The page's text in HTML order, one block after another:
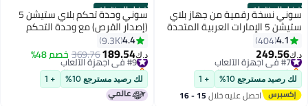
أفضل المنتجات
سوني نسخة رقمية من جهاز بلاي
ستيشن 5 الإمارات العربية المتحدة
مع وحدة تحكم - موديل جديد 2023
4.1
404
د.ك‏249.56
#7 في أجهزة الألعاب
باقي 2 وحدات في المخزون
#7 في أجهزة الألعاب
لك رصيد مسترجع 10% + 1
احصل عليه خلال 15 - 16
أفضل المنتجات سوني وحدة تحكم بلاي ستيشن 5
(إصدار القرص) مع وحدة التحكم
4.4
9.3K
د.ك‏189.54
369.76خصم 48% #9 في أجهزة الألعاب
باقي 8 وحدات في المخزون
#9 في أجهزة الألعاب
لك رصيد مسترجع 10% + 1